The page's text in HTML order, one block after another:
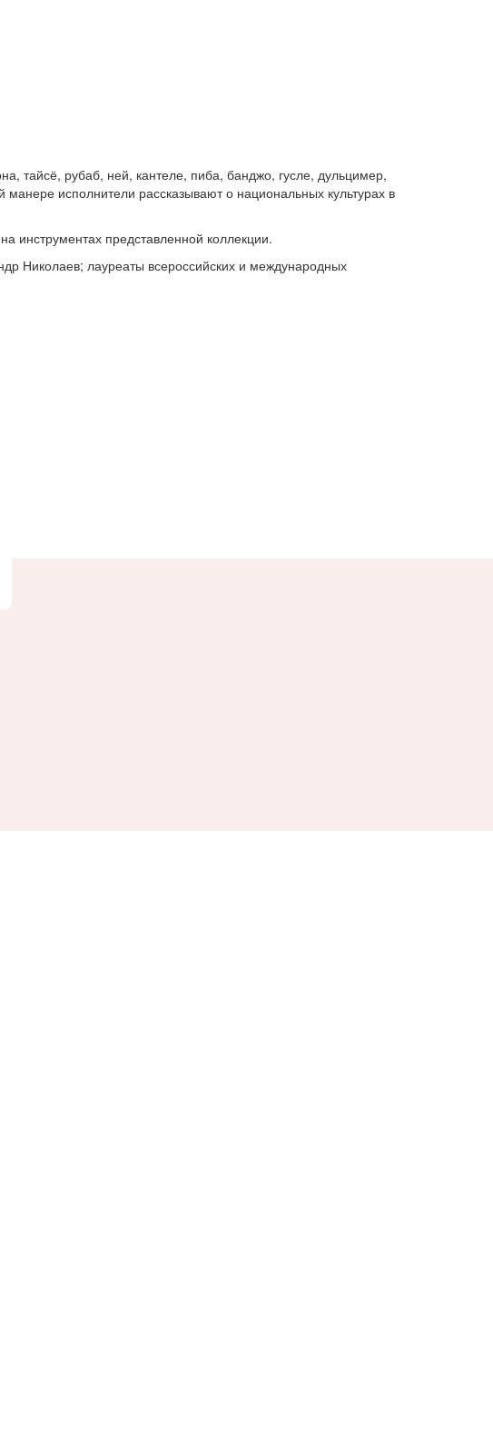
тайсё, рубаб, ней, кантеле, пиба, банджо, гусле, дульцимер,
исполнители рассказывают о национальных культурах в
инструментах представленной коллекции.
Николаев; лауреаты всероссийских и международных